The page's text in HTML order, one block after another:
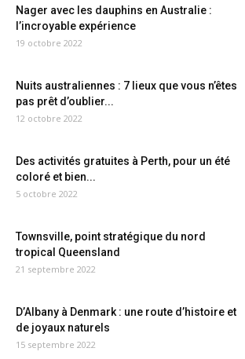
Nager avec les dauphins en Australie :
l’incroyable expérience
19 octobre 2022
Nuits australiennes : 7 lieux que vous n’êtes
pas prêt d’oublier...
12 octobre 2022
Des activités gratuites à Perth, pour un été
coloré et bien...
5 octobre 2022
Townsville, point stratégique du nord
tropical Queensland
21 septembre 2022
D’Albany à Denmark : une route d’histoire et
de joyaux naturels
15 septembre 2022